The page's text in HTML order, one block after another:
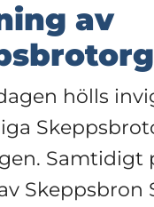
av
hölls
Samtidigt
Skeppsbron